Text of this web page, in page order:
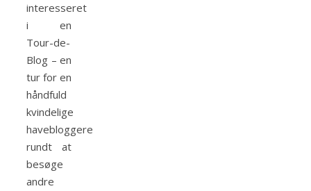
interesseret
i en
Tour-de-
Blog – en
tur for en
håndfuld
kvindelige
havebloggere
rundt at
besøge
andre